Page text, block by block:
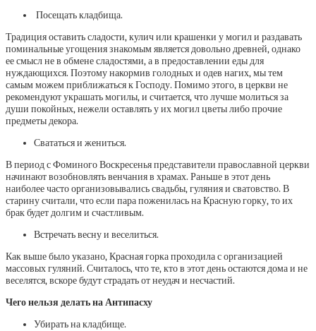
Посещать кладбища.
Традиция оставить сладости, кулич или крашенки у могил и раздавать
поминальные угощения знакомым является довольно древней, однако
ее смысл не в обмене сладостями, а в предоставлении еды для
нуждающихся. Поэтому накормив голодных и одев нагих, мы тем
самым можем приближаться к Господу. Помимо этого, в церкви не
рекомендуют украшать могилы, и считается, что лучше молиться за
души покойных, нежели оставлять у их могил цветы либо прочие
предметы декора.
Свататься и жениться.
В период с Фоминого Воскресенья представители православной церкви
начинают возобновлять венчания в храмах. Раньше в этот день
наиболее часто организовывались свадьбы, гуляния и сватовство. В
старину считали, что если пара поженилась на Красную горку, то их
брак будет долгим и счастливым.
Встречать весну и веселиться.
Как выше было указано, Красная горка проходила с организацией
массовых гуляний. Считалось, что те, кто в этот день остаются дома и не
веселятся, вскоре будут страдать от неудач и несчастий.
Чего нельзя делать на Антипасху
Убирать на кладбище.